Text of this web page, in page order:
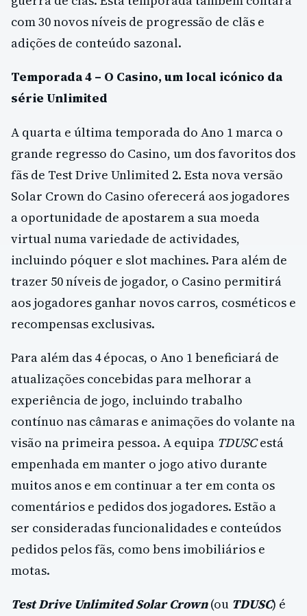
com 30 novos níveis de progressão de clãs e
adições de conteúdo sazonal.
Temporada 4 – O Casino, um local icónico da
série Unlimited
A quarta e última temporada do Ano 1 marca o
grande regresso do Casino, um dos favoritos dos
fãs de Test Drive Unlimited 2. Esta nova versão
Solar Crown do Casino oferecerá aos jogadores
a oportunidade de apostarem a sua moeda
virtual numa variedade de actividades,
incluindo póquer e slot machines. Para além de
trazer 50 níveis de jogador, o Casino permitirá
aos jogadores ganhar novos carros, cosméticos e
recompensas exclusivas.
Para além das 4 épocas, o Ano 1 beneficiará de
atualizações concebidas para melhorar a
experiência de jogo, incluindo trabalho
contínuo nas câmaras e animações do volante na
visão na primeira pessoa. A equipa TDUSCestá
empenhada em manter o jogo ativo durante
muitos anos e em continuar a ter em conta os
comentários e pedidos dos jogadores. Estão a
ser consideradas funcionalidades e conteúdos
pedidos pelos fãs, como bens imobiliários e
motas.
Test Drive Unlimited Solar Crown(ou TDUSC) é